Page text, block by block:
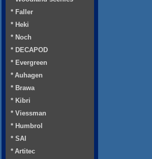
* Faller
* Heki
* Noch
* DECAPOD
* Evergreen
* Auhagen
* Brawa
* Kibri
* Viessman
* Humbrol
* SAI
* Artitec